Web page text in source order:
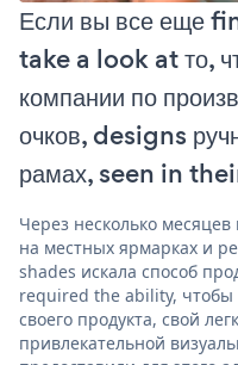
Если вы все еще
take a look at то,
компании по
очков, designs
рамах, seen in
Через несколько
на местных ярмарках и
shades искала способ
required the ability, чтобы
своего продукта, свой
привлекательной